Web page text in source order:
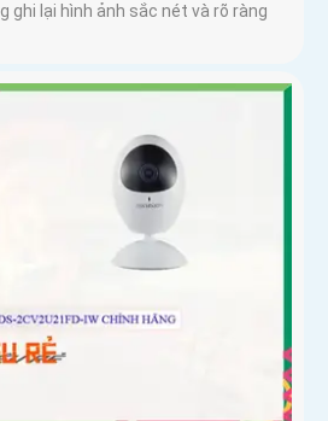
ghi lại hình ảnh sắc nét và rõ ràng